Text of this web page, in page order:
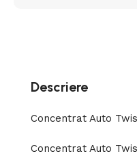
Descriere
Concentrat Auto
Concentrat Auto